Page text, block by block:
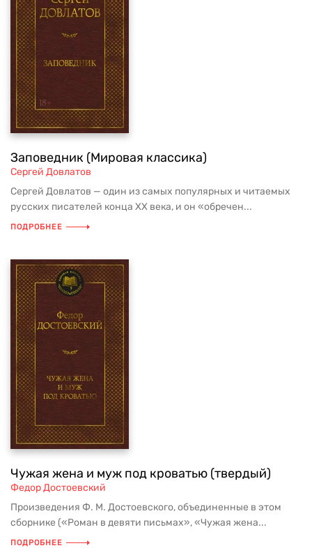
Заповедник (Мировая классика)
Сергей Довлатов
Сергей Довлатов — один из самых популярных и читаемых
русских писателей конца ХХ века, и он «обречен...
ПОДРОБНЕЕ
Чужая жена и муж под кроватью (твердый)
Федор Достоевский
Произведения Ф. М. Достоевского, объединенные в этом
сборнике («Роман в девяти письмах», «Чужая жена...
ПОДРОБНЕЕ